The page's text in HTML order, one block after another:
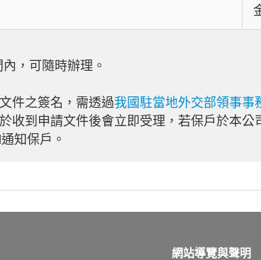
，可隨時辦理。
件之簽名，需透過我國駐當地外交部領事事
收到申請文件後會立即受理，若保戶於本
知保戶。
網站導覽與聲明